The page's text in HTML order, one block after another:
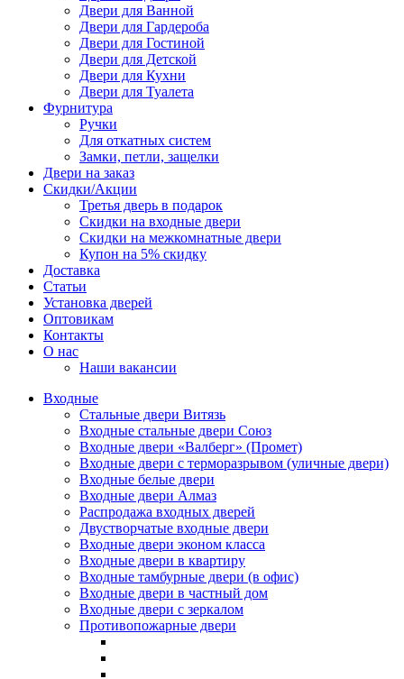
Двери для Ванной
Двери для Гардероба
Двери для Гостиной
Двери для Детской
Двери для Кухни
Двери для Туалета
Фурнитура
Ручки
Для откатных систем
Замки, петли, защелки
Двери на заказ
Скидки/Акции
Третья дверь в подарок
Скидки на входные двери
Скидки на межкомнатные двери
Купон на 5% скидку
Доставка
Статьи
Установка дверей
Оптовикам
Контакты
О нас
Наши вакансии
Входные
Стальные двери Витязь
Входные стальные двери Союз
Входные двери «Валберг» (Промет)
Входные двери с терморазрывом (уличные двери)
Входные белые двери
Входные двери Алмаз
Распродажа входных дверей
Двустворчатые входные двери
Входные двери эконом класса
Входные двери в квартиру
Входные тамбурные двери (в офис)
Входные двери в частный дом
Входные двери с зеркалом
Противопожарные двери